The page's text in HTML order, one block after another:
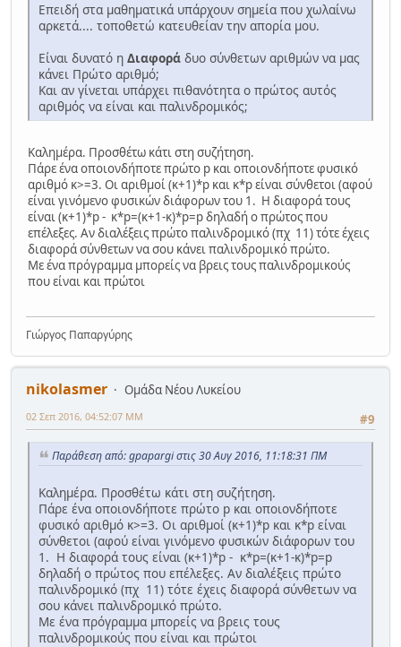
Επειδή στα μαθηματικά υπάρχουν σημεία που χωλαίνω
αρκετά.... τοποθετώ κατευθείαν την απορία μου.
Είναι δυνατό η Διαφορά δυο σύνθετων αριθμών να μας
κάνει Πρώτο αριθμό;
Και αν γίνεται υπάρχει πιθανότητα ο πρώτος αυτός
αριθμός να είναι και παλινδρομικός;
Καλημέρα. Προσθέτω κάτι στη συζήτηση.
Πάρε ένα οποιονδήποτε πρώτο p και οποιονδήποτε φυσικό
αριθμό κ>=3. Οι αριθμοί (κ+1)*p και κ*p είναι σύνθετοι (αφού
είναι γινόμενο φυσικών διάφορων του 1. Η διαφορά τους
είναι (κ+1)*p - κ*p=(κ+1-κ)*p=p δηλαδή ο πρώτος που
επέλεξες. Αν διαλέξεις πρώτο παλινδρομικό (πχ 11) τότε έχεις
διαφορά σύνθετων να σου κάνει παλινδρομικό πρώτο.
Με ένα πρόγραμμα μπορείς να βρεις τους παλινδρομικούς
που είναι και πρώτοι
Γιώργος Παπαργύρης
nikolasmer
Ομάδα Νέου Λυκείου
#9
02 Σεπ 2016, 04:52:07 ΜΜ
Παράθεση από: gpapargi στις 30 Αυγ 2016, 11:18:31 ΠΜ
Καλημέρα. Προσθέτω κάτι στη συζήτηση.
Πάρε ένα οποιονδήποτε πρώτο p και οποιονδήποτε
φυσικό αριθμό κ>=3. Οι αριθμοί (κ+1)*p και κ*p είναι
σύνθετοι (αφού είναι γινόμενο φυσικών διάφορων του
1. Η διαφορά τους είναι (κ+1)*p - κ*p=(κ+1-κ)*p=p
δηλαδή ο πρώτος που επέλεξες. Αν διαλέξεις πρώτο
παλινδρομικό (πχ 11) τότε έχεις διαφορά σύνθετων να
σου κάνει παλινδρομικό πρώτο.
Με ένα πρόγραμμα μπορείς να βρεις τους
παλινδρομικούς που είναι και πρώτοι